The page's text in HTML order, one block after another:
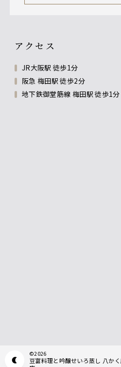
アクセス
JR大阪駅 徒歩1分
阪急 梅田駅 徒歩2分
地下鉄御堂筋線 梅田駅 徒歩1分
©2026
豆富料理と吟醸せいろ蒸し 八か
Appearance mode switch